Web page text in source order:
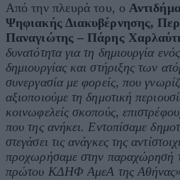
Από την πλευρά του, ο
Ψηφιακής Διακυβέρνησης,
Παναγιώτης – Πάρης
δυνατότητα για τη δημιουργία
δημιουργίας και στήριξης των
συνεργασία με φορείς, που
αξιοποιούμε τη δημοτική
κοινωφελείς σκοπούς,
που της ανήκει. Εντοπίσαμε
στεγάσει τις ανάγκες της
προχωρήσαμε στην παραχώρησή
πρώτου ΚΔΗΦ ΑμεΑ της